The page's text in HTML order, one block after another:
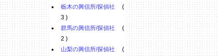
栃木の興信所/探偵社 (
3 )
群馬の興信所/探偵社 (
2 )
山梨の興信所/探偵社 (